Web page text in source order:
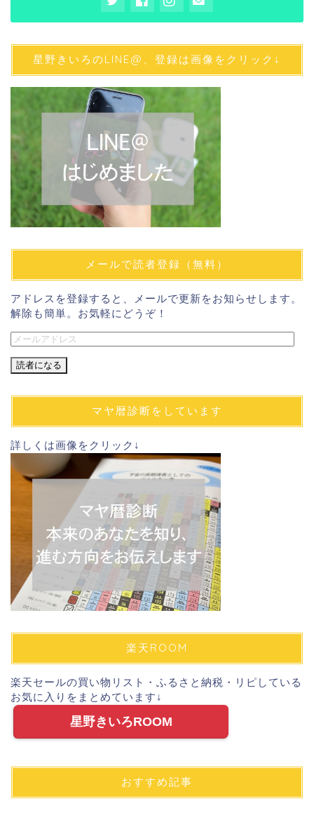
星野きいろのLINE@、登録は画像をクリック↓
メールで読者登録（無料）
アドレスを登録すると、メールで更新をお知らせします。
解除も簡単。お気軽にどうぞ！
メ
ル
ド
ス
マヤ暦診断をしています
詳しくは画像をクリック↓
楽天ROOM
楽天セールの買い物リスト・ふるさと納税・リピしている
お気に入りをまとめています↓
星野きいろROOM
おすすめ記事